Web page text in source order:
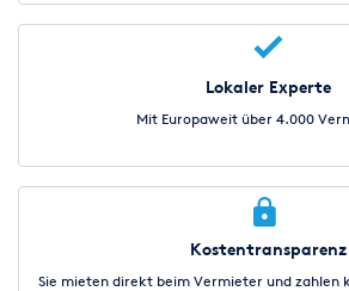
Lokaler Experte
Mit Europaweit über 4.000
Kostentransparenz
Sie mieten direkt beim Vermieter und zahlen